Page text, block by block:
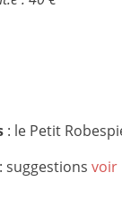
: le Petit
: suggestions voir